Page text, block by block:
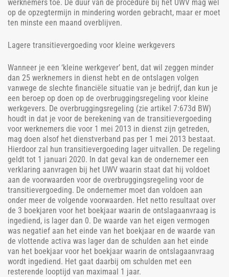
werknemers toe. De duur van de procedure bij het UWV mag wel
op de opzegtermijn in mindering worden gebracht, maar er moet
ten minste een maand overblijven.
Lagere transitievergoeding voor kleine werkgevers
Wanneer je een ‘kleine werkgever’ bent, dat wil zeggen minder
dan 25 werknemers in dienst hebt en de ontslagen volgen
vanwege de slechte financiële situatie van je bedrijf, dan kun je
een beroep op doen op de overbruggingsregeling voor kleine
werkgevers. De overbruggingsregeling (zie artikel 7:673d BW)
houdt in dat je voor de berekening van de transitievergoeding
voor werknemers die voor 1 mei 2013 in dienst zijn getreden,
mag doen alsof het dienstverband pas per 1 mei 2013 bestaat.
Hierdoor zal hun transitievergoeding lager uitvallen. De regeling
geldt tot 1 januari 2020. In dat geval kan de ondernemer een
verklaring aanvragen bij het UWV waarin staat dat hij voldoet
aan de voorwaarden voor de overbruggingsregeling voor de
transitievergoeding. De ondernemer moet dan voldoen aan
onder meer de volgende voorwaarden. Het netto resultaat over
de 3 boekjaren voor het boekjaar waarin de ontslagaanvraag is
ingediend, is lager dan 0. De waarde van het eigen vermogen
was negatief aan het einde van het boekjaar en de waarde van
de vlottende activa was lager dan de schulden aan het einde
van het boekjaar voor het boekjaar waarin de ontslagaanvraag
wordt ingediend. Het gaat daarbij om schulden met een
resterende looptijd van maximaal 1 jaar.